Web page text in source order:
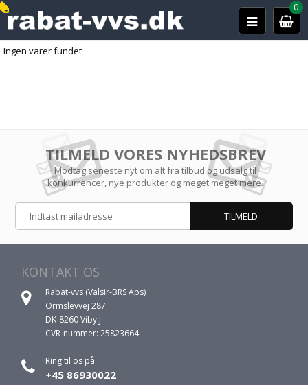
0
Ingen varer fundet
TILMELD VORES NYHEDSBREV
Modtag seneste nyt om alt fra tilbud og udsalg til
konkurrencer, nye produkter og meget meget mere.
KONTAKT OS
Rabat-vvs (Valsir-BRS Aps)
Ormslevvej 287
DK-8260 Viby J
CVR-nummer: 25823664
Ring til os på
+45 86930022